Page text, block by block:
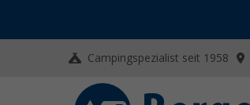
Campingspezialist seit 1958